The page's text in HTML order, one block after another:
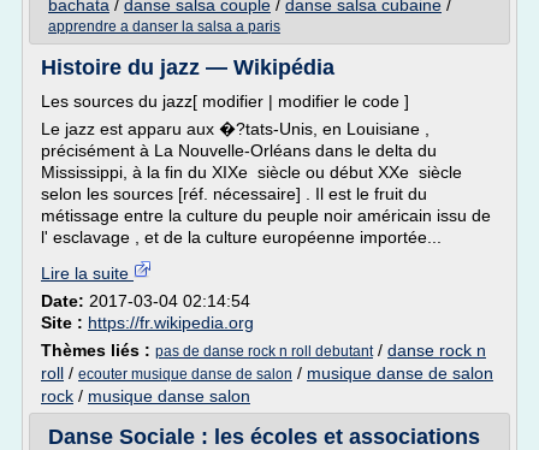
bachata / danse salsa couple / danse salsa cubaine /
apprendre a danser la salsa a paris
Histoire du jazz — Wikipédia
Les sources du jazz[ modifier | modifier le code ]
Le jazz est apparu aux �?tats-Unis, en Louisiane ,
précisément à La Nouvelle-Orléans dans le delta du
Mississippi, à la fin du XIXe siècle ou début XXe siècle
selon les sources [réf. nécessaire] . Il est le fruit du
métissage entre la culture du peuple noir américain issu de
l' esclavage , et de la culture européenne importée...
Lire la suite
Date: 2017-03-04 02:14:54
Site : https://fr.wikipedia.org
Thèmes liés : pas de danse rock n roll debutant/ danse rock n
roll / ecouter musique danse de salon / musique danse de salon
rock / musique danse salon
Danse Sociale : les écoles et associations